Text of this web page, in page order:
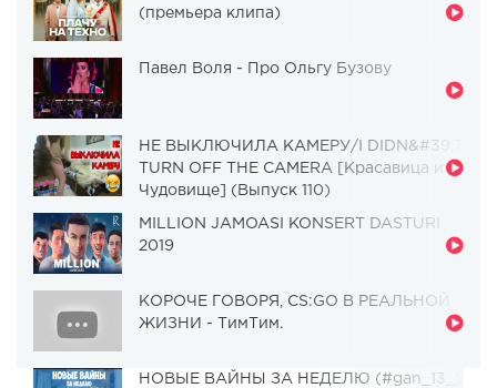
(премьера клипа)
Павел Воля - Про Ольгу Бузову
НЕ ВЫКЛЮЧИЛА КАМЕРУ/I DIDN&#39;T
TURN OFF THE CAMERA [Красавица и
Чудовище] (Выпуск 110)
MILLION JAMOASI KONSERT DASTURI
2019
КОРОЧЕ ГОВОРЯ, CS:GO В РЕАЛЬНОЙ
ЖИЗНИ - ТимТим.
НОВЫЕ ВАЙНЫ ЗА НЕДЕЛЮ (#gan_13_)